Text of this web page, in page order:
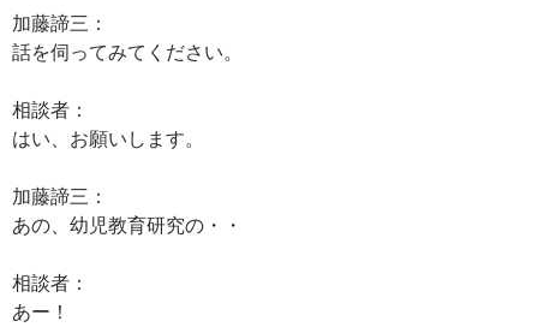
加藤諦三：
話を伺ってみてください。
相談者：
はい、お願いします。
加藤諦三：
あの、幼児教育研究の・・
相談者：
あー！